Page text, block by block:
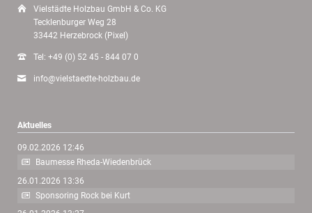
Vielstädte Holzbau GmbH & Co. KG
Tecklenburger Weg 28
33442 Herzebrock (Pixel)
Tel: +49 (0) 52 45 - 844 07 0
info@vielstaedte-holzbau.de
Aktuelles
09.02.2026 12:46
Baumesse Rheda-Wiedenbrück
26.01.2026 13:36
Sponsoring Rock bei Kurt